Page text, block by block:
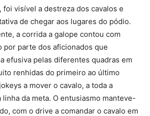
foi visível a destreza dos cavalos e
de chegar aos lugares do pódio.
a corrida a galope contou com
por parte dos aficionados que
efusiva pelas diferentes quadras em
renhidas do primeiro ao último
a mover o cavalo, a toda a
linha da meta. O entusiasmo manteve-
com o drive a comandar o cavalo em